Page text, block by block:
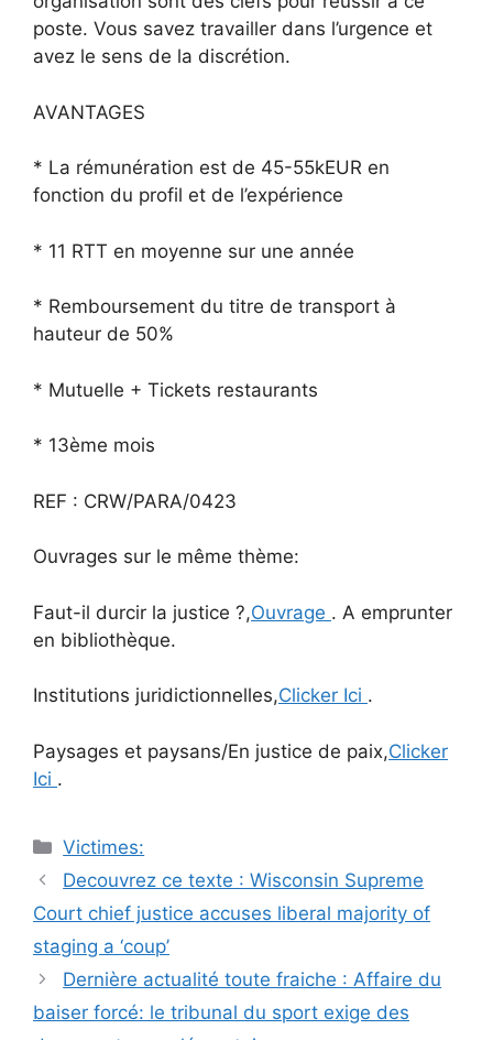
poste. Vous savez travailler dans l’urgence et
avez le sens de la discrétion.
AVANTAGES
* La rémunération est de 45-55kEUR en
fonction du profil et de l’expérience
* 11 RTT en moyenne sur une année
* Remboursement du titre de transport à
hauteur de 50%
* Mutuelle + Tickets restaurants
* 13ème mois
REF : CRW/PARA/0423
Ouvrages sur le même thème:
Faut-il durcir la justice ?,Ouvrage . A emprunter
en bibliothèque.
Institutions juridictionnelles,Clicker Ici .
Paysages et paysans/En justice de paix,Clicker
Ici .
Catégories
Victimes:
Navigation
des
Decouvrez ce texte : Wisconsin Supreme
Court chief justice accuses liberal majority of
staging a ‘coup’
Dernière actualité toute fraiche : Affaire du
baiser forcé: le tribunal du sport exige des